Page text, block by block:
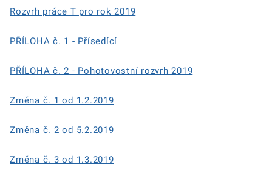
Rozvrh práce T pro rok 2019
PŘÍLOHA č. 1 - Přísedící
PŘÍLOHA č. 2 - Pohotovostní rozvrh 2019
Změna č. 1 od 1.2.2019
Změna č. 2 od 5.2.2019
Změna č. 3 od 1.3.2019